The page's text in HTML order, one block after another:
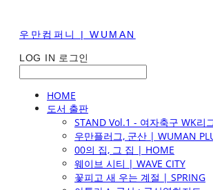
우만컴퍼니 | WUMAN
LOG IN 로그인
HOME
도서 출판
STAND Vol.1 - 여자축구 WK리
우만플러그, 군산 | WUMAN
00의 집, 그 집 | HOME
웨이브 시티 | WAVE CITY
꽃피고 새 우는 계절 | SPRING